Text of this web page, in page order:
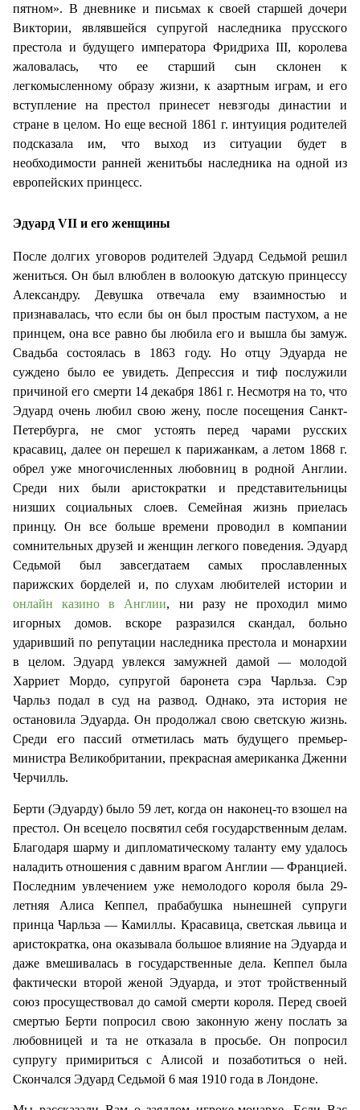
пятном». В дневнике и письмах к своей старшей дочери
Виктории, являвшейся супругой наследника прусского
престола и будущего императора Фридриха III, королева
жаловалась, что ее старший сын склонен к
легкомысленному образу жизни, к азартным играм, и его
вступление на престол принесет невзгоды династии и
стране в целом. Но еще весной 1861 г. интуиция родителей
подсказала им, что выход из ситуации будет в
необходимости ранней женитьбы наследника на одной из
европейских принцесс.
Эдуард VII и его женщины
После долгих уговоров родителей Эдуард Седьмой решил
жениться. Он был влюблен вволоокую датскую принцессу
Александру. Девушка отвечала ему взаимностью и
признавалась, что если бы он был простым пастухом, а не
принцем, она все равно бы любила его и вышла бы замуж.
Свадьба состоялась в 1863 году. Но отцу Эдуарда не
суждено было ее увидеть. Депрессия и тиф послужили
причиной его смерти 14 декабря 1861 г. Несмотря на то, что
Эдуард очень любил свою жену, после посещения Санкт-
Петербурга, не смог устоять перед чарами русских
красавиц, далее он перешел к парижанкам, а летом 1868 г.
обрел уже многочисленных любовниц в родной Англии.
Среди них были аристократки и представительницы
низших социальных слоев.Семейная жизнь приелась
принцу. Он все больше времени проводил в компании
сомнительных друзей и женщин легкого поведения. Эдуард
Седьмой был завсегдатаем самых прославленных
парижских борделей и, по слухам любителей истории и
онлайн казино в Англии, ни разу не проходил мимо
игорных домов.вскоре разразился скандал, больно
ударивший по репутации наследника престола и монархии
в целом. Эдуард увлекся замужней дамой — молодой
Харриет Мордо, супругой баронета сэра Чарльза. Сэр
Чарльз подал в суд на развод. Однако, эта история не
остановила Эдуарда. Он продолжал свою светскую жизнь.
Среди его пассий отметилась мать будущего премьер-
министра Великобритании, прекрасная американка Дженни
Черчилль.
Берти (Эдуарду) было 59 лет, когда он наконец-то взошел на
престол. Он всецело посвятил себя государственным делам.
Благодаря шарму и дипломатическому таланту ему удалось
наладить отношения с давним врагом Англии — Францией.
Последним увлечением уже немолодого короля была 29-
летняя Алиса Кеппел, прабабушка нынешней супруги
принца Чарльза — Камиллы. Красавица, светская львица и
аристократка, она оказывала большое влияние на Эдуарда и
даже вмешивалась в государственные дела. Кеппел была
фактически второй женой Эдуарда, и этот тройственный
союз просуществовал до самой смерти короля. Перед своей
смертью Берти попросил свою законную жену послать за
любовницей и та не отказала в просьбе. Он попросил
супругу примириться с Алисой и позаботиться о ней.
Скончался Эдуард Седьмой 6 мая 1910 года в Лондоне.